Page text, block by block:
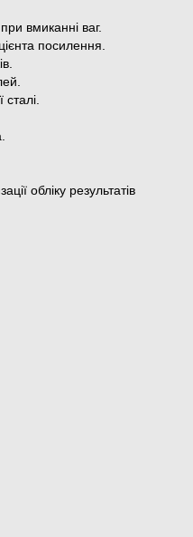
вмиканні ваг.
посилення.
обліку результатів